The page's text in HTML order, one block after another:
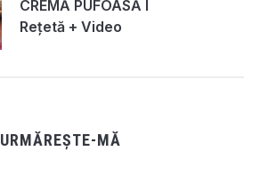
CREMĂ PUFOASĂ I
Rețetă + Video
URMĂREȘTE-MĂ